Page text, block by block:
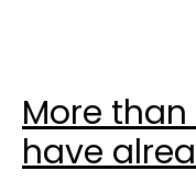
More
have